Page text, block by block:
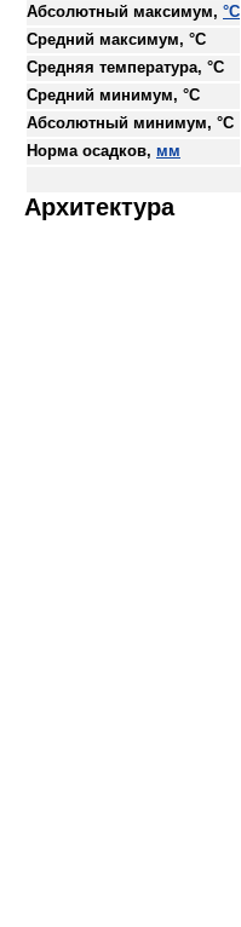
Абсолютный максимум, °C
Средний максимум, °C
Средняя температура, °C
Средний минимум, °C
Абсолютный минимум, °C
Норма осадков, мм
Архитектура